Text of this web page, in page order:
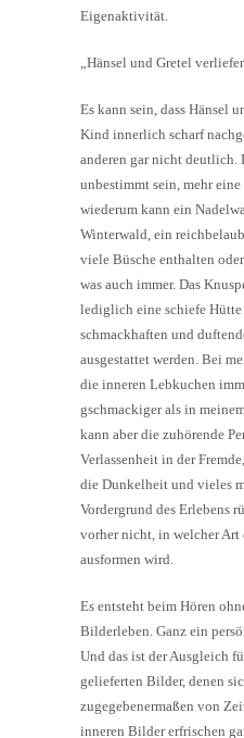
Eigenaktivität.
„Hänsel und Gretel
Es kann sein, dass Hänsel
Kind innerlich scharf
anderen gar nicht deutlich.
unbestimmt sein, mehr
wiederum kann ein
Winterwald, ein
viele Büsche enthalten
was auch immer. Das
lediglich eine schiefe Hütte
schmackhaften und
ausgestattet werden. Bei
die inneren Lebkuchen
gschmackiger als in
kann aber die zuhörende
Verlassenheit in der
die Dunkelheit und vieles
Vordergrund des Erlebens
vorher nicht, in welcher Art
ausformen wird.
Es entsteht beim Hören
Bilderleben. Ganz ein
Und das ist der Ausgleich
gelieferten Bilder, denen
zugegebenermaßen von
inneren Bilder erfrischen